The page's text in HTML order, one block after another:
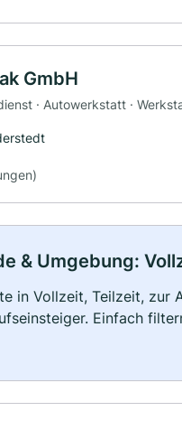
GmbH
· Autowerkstatt ·
& Umgebung:
in Vollzeit, Teilzeit, zur
Einfach